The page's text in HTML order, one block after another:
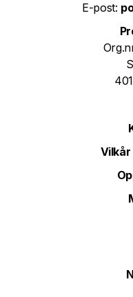
E-post: